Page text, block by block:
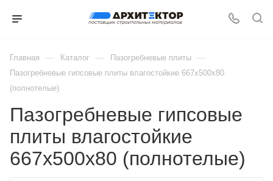
Главная — Каталог — Пазогребневые плиты —
Пазогребневые гипсовые плиты влагостойкие 667х500х80
(полнотелые)
Пазогребневые гипсовые
плиты влагостойкие
667х500х80 (полнотелые)